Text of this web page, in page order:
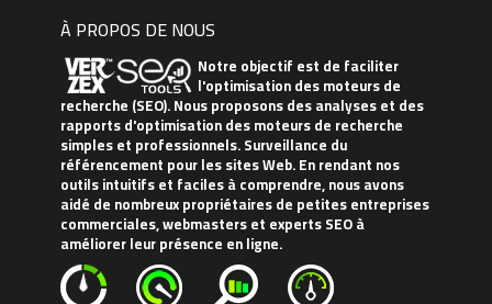
À PROPOS DE NOUS
Notre objectif est de faciliter
l'optimisation des moteurs de
recherche (SEO). Nous proposons des analyses et des
rapports d'optimisation des moteurs de recherche
simples et professionnels. Surveillance du
référencement pour les sites Web. En rendant nos
outils intuitifs et faciles à comprendre, nous avons
aidé de nombreux propriétaires de petites entreprises
commerciales, webmasters et experts SEO à
améliorer leur présence en ligne.